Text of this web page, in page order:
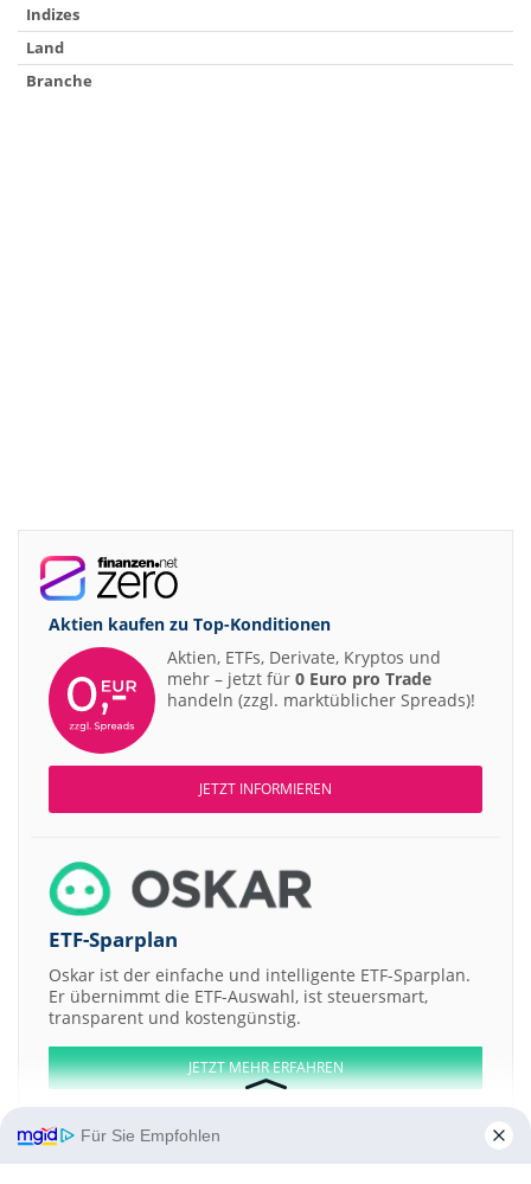
Indizes
Land
Branche
Aktien kaufen zu Top-Konditionen
Aktien, ETFs, Derivate, Kryptos und
mehr – jetzt für 0 Euro pro Trade
handeln (zzgl. marktüblicher Spreads)!
JETZT INFORMIEREN
ETF-Sparplan
Oskar ist der einfache und intelligente ETF-Sparplan.
Er übernimmt die ETF-Auswahl, ist steuersmart,
transparent und kostengünstig.
JETZT MEHR ERFAHREN
Für Sie Empfohlen